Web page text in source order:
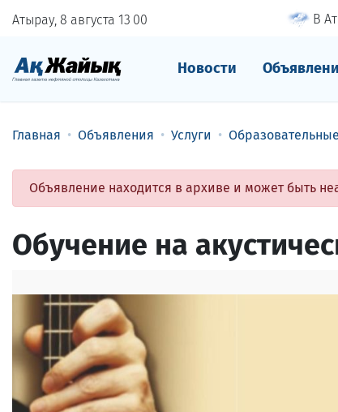
Атырау, 8 августа 13 00 В
Новости
Главная Объявления Услуги Образовательные
Объявление находится в архиве и может быть
Обучение на